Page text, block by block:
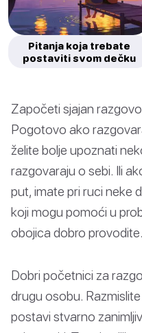
Pitanja koja trebate
postaviti svom dečku
Započeti sjajan
Pogotovo ako
želite bolje upoznati
razgovaraju o sebi. Ili
put, imate pri ruci neke
koji mogu pomoći u
obojica dobro provodite.
Dobri početnici za
drugu osobu.
postavi stvarno